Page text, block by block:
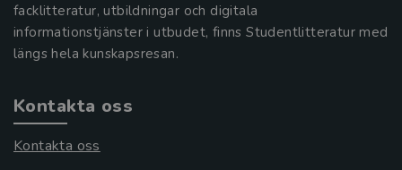
facklitteratur, utbildningar och digitala
informationstjänster i utbudet, finns Studentlitteratur med
längs hela kunskapsresan.
Kontakta oss
Kontakta oss